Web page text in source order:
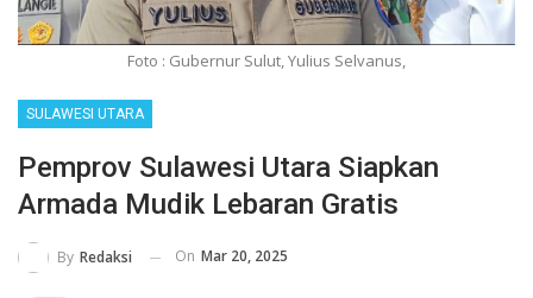
Foto : Gubernur Sulut, Yulius Selvanus,
SULAWESI UTARA
Pemprov Sulawesi Utara Siapkan
Armada Mudik Lebaran Gratis
By Redaksi On Mar 20, 2025